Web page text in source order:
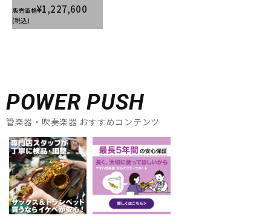
販売価格¥1,227,600
(税込)
POWER PUSH
管楽器・吹奏楽器 おすすめコンテンツ